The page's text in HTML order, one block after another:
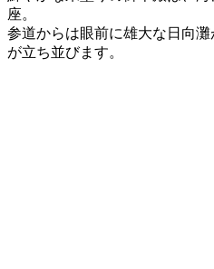
座。
参道からは眼前に雄大な日向
が立ち並びます。